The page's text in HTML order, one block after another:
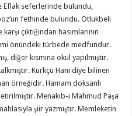
seferlerinde bulundu,
fethinde bulundu. Otlukbeli
çıktığından hasımlarının
önündeki türbede medfundur.
diğer kısmına okul yapılmıştır.
Kürkçü Hanı diye bilinen
örneğidir. Hamam doksanlı
Menakıb-ı Mahmud Paşa
şiir yazmıştır. Memleketin